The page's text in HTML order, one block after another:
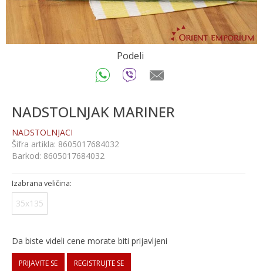
Podeli
NADSTOLNJAK MARINER
NADSTOLNJACI
Šifra artikla: 8605017684032
Barkod: 8605017684032
Izabrana veličina:
35x135
Da biste videli cene morate biti prijavljeni
PRIJAVITE SE REGISTRUJTE SE